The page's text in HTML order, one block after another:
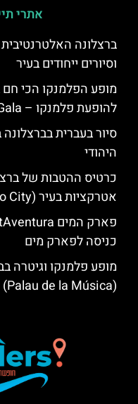
אתרי
ברצלונה
וסיורים ייחודים בעיר
מופע הפלמנקו הכי חם
להופעת פלמנקו – Gran Gala
סיור בעברית
היהודי
כרטיס ההטבות של
אטרקציות בעיר (Go City)
כניסה לפארק מים
מופע פלמנקו וגיטרה
(Palau de la Música)